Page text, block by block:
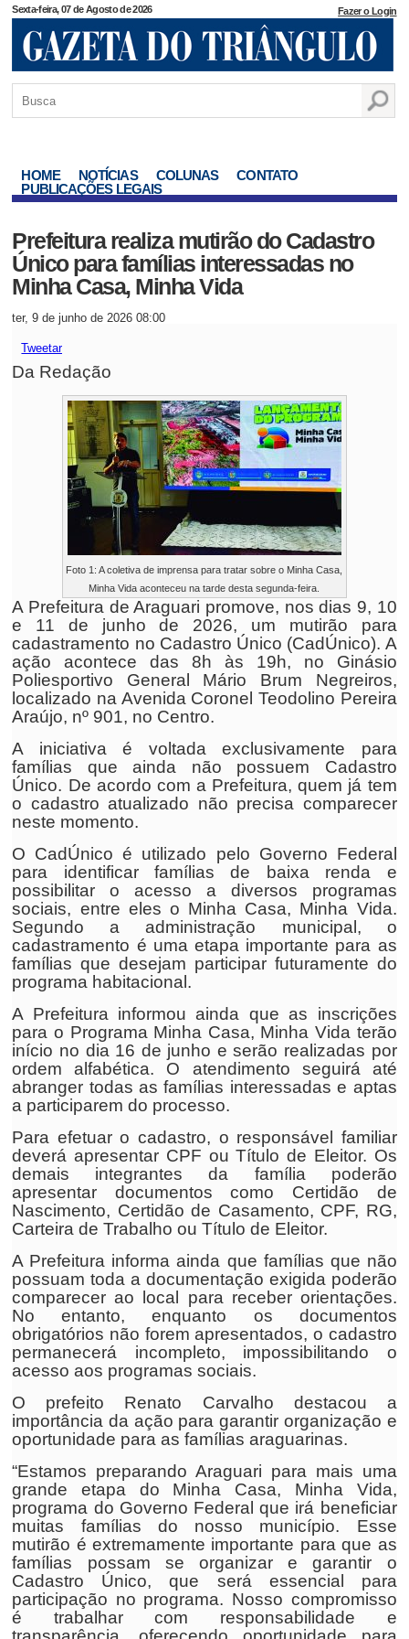
Sexta-feira, 07 de Agosto de 2026 Fazer o Login
HOME NOTÍCIAS COLUNAS
CONTATO
PUBLICAÇÕES LEGAIS
Prefeitura realiza mutirão do Cadastro
Único para famílias interessadas no
Minha Casa, Minha Vida
ter, 9 de junho de 2026 08:00
Tweetar
Da Redação
Foto 1: A coletiva de imprensa para tratar sobre o Minha Casa,
Minha Vida aconteceu na tarde desta segunda-feira.
A Prefeitura de Araguari promove, nos dias 9, 10
e 11 de junho de 2026, um mutirão para
cadastramento no Cadastro Único (CadÚnico). A
ação acontece das 8h às 19h, no Ginásio
Poliesportivo General Mário Brum Negreiros,
localizado na Avenida Coronel Teodolino Pereira
Araújo, nº 901, no Centro.
A iniciativa é voltada exclusivamente para
famílias que ainda não possuem Cadastro
Único. De acordo com a Prefeitura, quem já tem
o cadastro atualizado não precisa comparecer
neste momento.
O CadÚnico é utilizado pelo Governo Federal
para identificar famílias de baixa renda e
possibilitar o acesso a diversos programas
sociais, entre eles o Minha Casa, Minha Vida.
Segundo a administração municipal, o
cadastramento é uma etapa importante para as
famílias que desejam participar futuramente do
programa habitacional.
A Prefeitura informou ainda que as inscrições
para o Programa Minha Casa, Minha Vida terão
início no dia 16 de junho e serão realizadas por
ordem alfabética. O atendimento seguirá até
abranger todas as famílias interessadas e aptas
a participarem do processo.
Para efetuar o cadastro, o responsável familiar
deverá apresentar CPF ou Título de Eleitor. Os
demais integrantes da família poderão
apresentar documentos como Certidão de
Nascimento, Certidão de Casamento, CPF, RG,
Carteira de Trabalho ou Título de Eleitor.
A Prefeitura informa ainda que famílias que não
possuam toda a documentação exigida poderão
comparecer ao local para receber orientações.
No entanto, enquanto os documentos
obrigatórios não forem apresentados, o cadastro
permanecerá incompleto, impossibilitando o
acesso aos programas sociais.
O prefeito Renato Carvalho destacou a
importância da ação para garantir organização e
oportunidade para as famílias araguarinas.
“Estamos preparando Araguari para mais uma
grande etapa do Minha Casa, Minha Vida,
programa do Governo Federal que irá beneficiar
muitas famílias do nosso município. Esse
mutirão é extremamente importante para que as
famílias possam se organizar e garantir o
Cadastro Único, que será essencial para
participação no programa. Nosso compromisso
é trabalhar com responsabilidade e